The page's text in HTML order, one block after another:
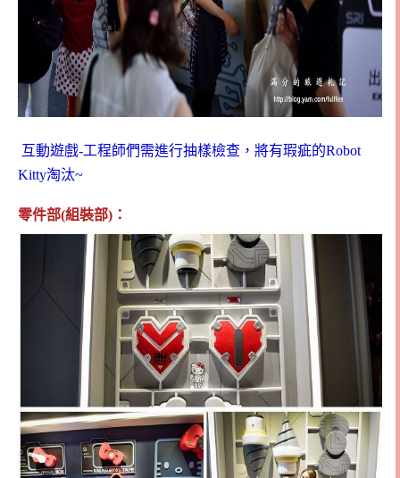
互動遊戲-工程師們需進行抽樣檢查，將有瑕疵的Robot
Kitty淘汰~
零件部(組裝部)：